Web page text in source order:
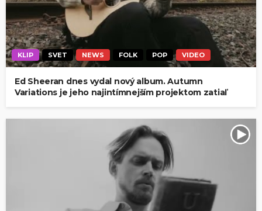
KLIP SVET NEWS FOLK POP VIDEO
Ed Sheeran dnes vydal nový album. Autumn
Variations je jeho najintímnejším projektom zatiaľ